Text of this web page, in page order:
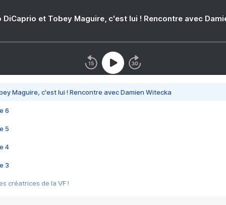
DiCaprio et Tobey Maguire, c'est lui ! Rencontre avec
Maguire, c'est lui ! Rencontre avec Damien Witecka
6
5
4
3
créatrices de la VF !